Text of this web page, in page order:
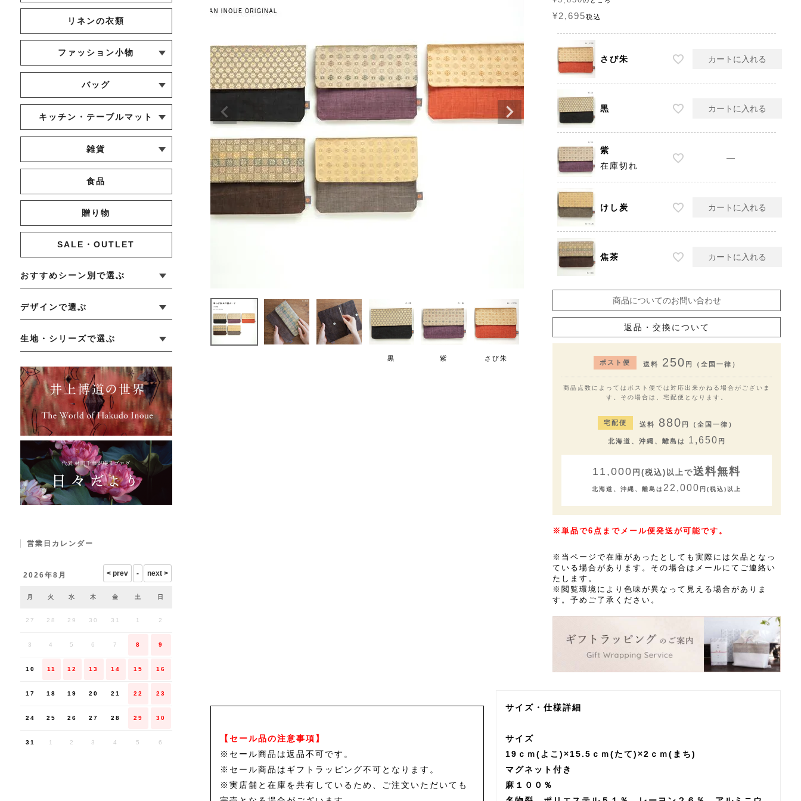
黒 紫 さび朱 焦茶
¥2,695税込
さび朱 カートに入れる
黒 カートに入れる
紫
在庫切れ
—
けし炭 カートに入れる
焦茶 カートに入れる
商品についてのお問い合わせ
返品・交換について
ポスト便 送料 250 円（全国一律）
商品点数によってはポスト便では対応出来かねる場合がございま
す。その場合は、宅配便となります。
宅配便 送料 880 円（全国一律）
北海道、沖縄、離島は 1,650 円
11,000 円(税込)以上で送料無料
北海道、沖縄、離島は 22,000 円(税込)以上
※単品で6点までメール便発送が可能です。
※当ページで在庫があったとしても実際には欠品となっ
ている場合があります。その場合はメールにてご連絡い
たします。
※閲覧環境により色味が異なって見える場合がありま
す。予めご了承ください。
【セール品の注意事項】
※セール商品は返品不可です。
※セール商品はギフトラッピング不可となります。
※実店舗と在庫を共有しているため、ご注文いただいても
サイズ・仕様詳細
サイズ
19ｃｍ(よこ)×15.5ｃｍ(たて)×2ｃｍ(まち)
マグネット付き
麻１００％
リネンの衣類
ファッション小物
└ ショール・ストール
└ 靴下・アームカバー
バッグ
└ ポシェット・ショルダーバッグ
└ トートバッグ
└ 巾着バッグ
キッチン・テーブルマット
└ 蚊帳のふきん
└ かっぽう着・エプロン
└ その他キッチン小物
└ ランチョンマット・プレースマ
ット
└ テーブルランナー・テーブルセ
ンター
雑貨
└ タオル・ハンカチ
食品
贈り物
SALE・OUTLET
おすすめシーン別で選ぶ
└ 新生活
└ 和装
└ 旅行
└ 快眠
└ お祝い
デザインで選ぶ
└ ゆったりデザイン
└ 小柄さんにおすすめデザイン
└ 袖付きデザイン
└ メンズ・ユニセックスデザイン
└ 暮らしの黒色特集
生地・シリーズで選ぶ
└ 手紬手織り麻
└ 先染め麻
└ からみ織
└ グレーズリネン
└ 綿麻帆布
└ リネンツイード
└ リネンハンプ
└ ざっくり麻
└ オーガニックの蚊帳
└ かやキノミシリーズ
└ ふちどりシリーズ
└ 花紋シリーズ
└ 小紋シリーズ
└ 華わびシリーズ
└ 波ステッチシリーズ
└ あゆみ鹿シリーズ
└ 森の鹿シリーズ
└ まほろばシリーズ
└ 刺し子渦シリーズ
└ 革の水玉シリーズ
└ 新ビオシリーズ
営業日カレンダー
2026年8月
月 火 水 木 金 土 日
27 28 29 30 31 1 2
3 4 5 6 7 8 9
10 11 12 13 14 15 16
17 18 19 20 21 22 23
24 25 26 27 28 29 30
31 1 2 3 4 5 6